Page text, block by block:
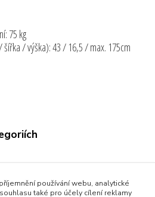
75 kg
/ výška): 43 / 16,5 / max. 175cm
používání webu, analytické
také pro účely cílení reklamy